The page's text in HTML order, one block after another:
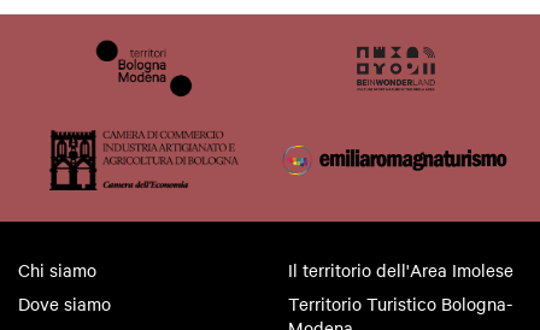
Chi siamo
Dove siamo
Il territorio dell'Area Imolese
Territorio Turistico Bologna-